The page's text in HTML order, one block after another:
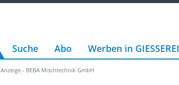
Suche Abo Werben in GIESSEREI
Anzeige - BEBA Mischtechnik GmbH